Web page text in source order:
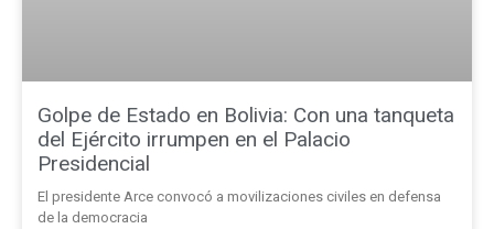
Golpe de Estado en Bolivia: Con una tanqueta
del Ejército irrumpen en el Palacio
Presidencial
El presidente Arce convocó a movilizaciones civiles en defensa
de la democracia